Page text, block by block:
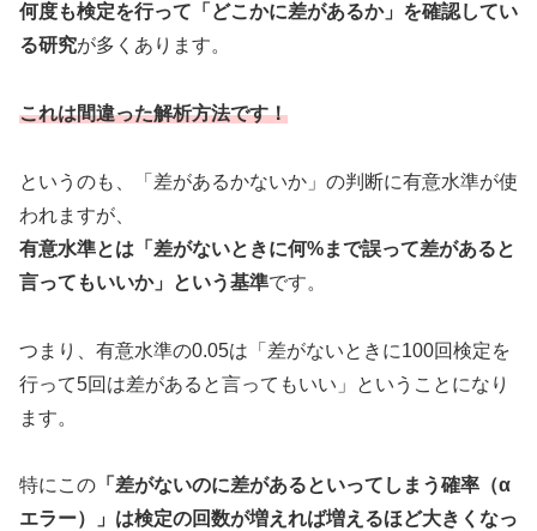
何度も検定を行って「どこかに差があるか」を確認してい
る研究が多くあります。
これは間違った解析方法です！
というのも、「差があるかないか」の判断に有意水準が使
われますが、
有意水準とは「差がないときに何%まで誤って差があると
言ってもいいか」という基準です。
つまり、有意水準の0.05は「差がないときに100回検定を
行って5回は差があると言ってもいい」ということになり
ます。
特にこの 「差がないのに差があるといってしまう確率（α
エラー）」は検定の回数が増えれば増えるほど大きくなっ